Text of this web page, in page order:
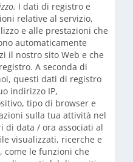
I dati di registro e
relative al servizio,
e alle prestazioni che
automaticamente
il nostro sito Web e che
A seconda di
questi dati di registro
indirizzo IP,
tipo di browser e
sulla tua attività nel
di data / ora associati al
visualizzati, ricerche e
le funzioni che